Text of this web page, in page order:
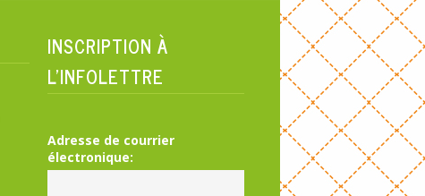
INSCRIPTION À
L’INFOLETTRE
Adresse de courrier
électronique: